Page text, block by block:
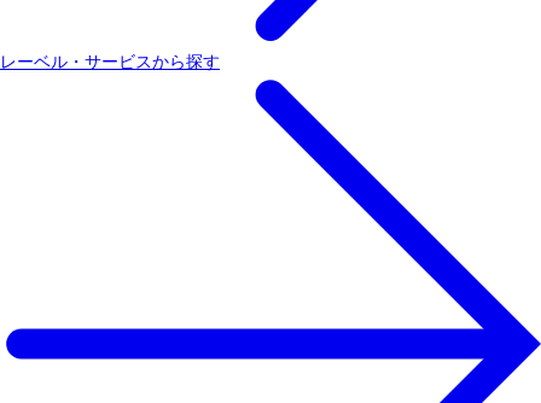
レーベル・サービスから探す